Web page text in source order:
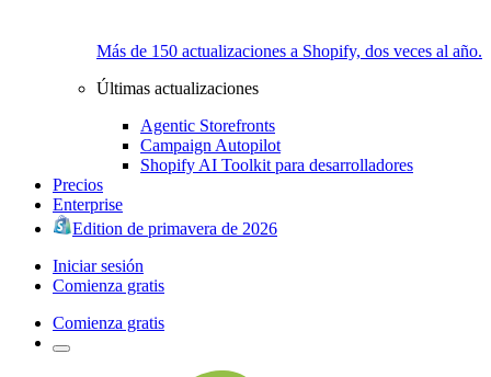
Más de 150 actualizaciones a Shopify, dos veces al año.
Últimas actualizaciones
Agentic Storefronts
Campaign Autopilot
Shopify AI Toolkit para desarrolladores
Precios
Enterprise
Edition de primavera de 2026
Iniciar sesión
Comienza gratis
Comienza gratis